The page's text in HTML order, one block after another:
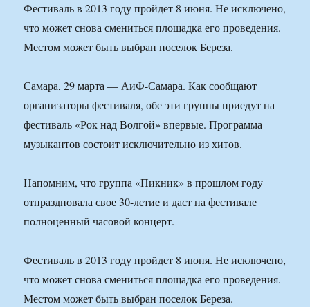
Фестиваль в 2013 году пройдет 8 июня. Не исключено,
что может снова смениться площадка его проведения.
Местом может быть выбран поселок Береза.
Самара, 29 марта — АиФ-Самара. Как сообщают
организаторы фестиваля, обе эти группы приедут на
фестиваль «Рок над Волгой» впервые. Программа
музыкантов состоит исключительно из хитов.
Напомним, что группа «Пикник» в прошлом году
отпраздновала свое 30-летие и даст на фестивале
полноценный часовой концерт.
Фестиваль в 2013 году пройдет 8 июня. Не исключено,
что может снова смениться площадка его проведения.
Местом может быть выбран поселок Береза.